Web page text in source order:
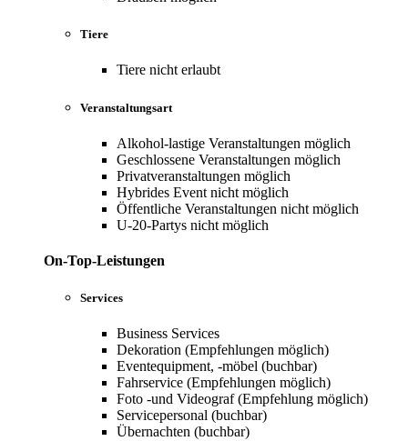
Tiere
Tiere nicht erlaubt
Veranstaltungsart
Alkohol-lastige Veranstaltungen möglich
Geschlossene Veranstaltungen möglich
Privatveranstaltungen möglich
Hybrides Event nicht möglich
Öffentliche Veranstaltungen nicht möglich
U-20-Partys nicht möglich
On-Top-Leistungen
Services
Business Services
Dekoration (Empfehlungen möglich)
Eventequipment, -möbel (buchbar)
Fahrservice (Empfehlungen möglich)
Foto -und Videograf (Empfehlung möglich)
Servicepersonal (buchbar)
Übernachten (buchbar)